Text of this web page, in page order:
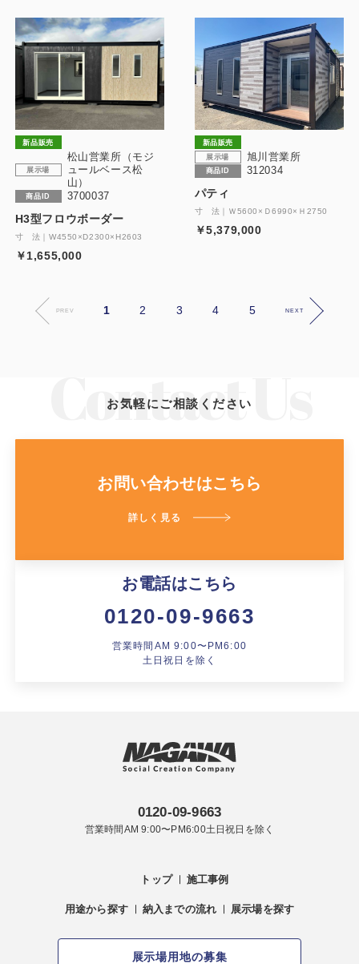
新品販売
展示場
松山営業所（モジ
ュールベース松
山）
商品ID 3700037
H3型フロウボーダー
寸 法｜W4550×D2300×H2603
￥1,655,000
新品販売
展示場
旭川営業所
商品ID 312034
パティ
寸 法｜Ｗ5600×Ｄ6990×Ｈ2750
￥5,379,000
PREV 1 2 3 4 5 NEXT
お気軽にご相談ください
お問い合わせはこちら
詳しく見る
お電話はこちら
0120-09-9663
営業時間AM 9:00〜PM6:00
土日祝日を除く
0120-09-9663
営業時間AM 9:00〜PM6:00土日祝日を除く
トップ 施工事例
用途から探す 納入までの流れ 展示場を探す
展示場用地の募集